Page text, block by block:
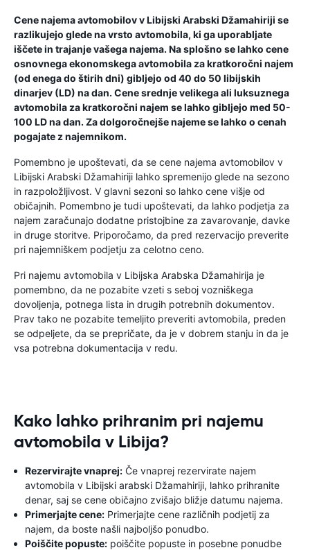
Cene najema avtomobilov v Libijski Arabski Džamahiriji se
razlikujejo glede na vrsto avtomobila, ki ga uporabljate
iščete in trajanje vašega najema. Na splošno se lahko cene
osnovnega ekonomskega avtomobila za kratkoročni najem
(od enega do štirih dni) gibljejo od 40 do 50 libijskih
dinarjev (LD) na dan. Cene srednje velikega ali luksuznega
avtomobila za kratkoročni najem se lahko gibljejo med 50-
100 LD na dan. Za dolgoročnejše najeme se lahko o cenah
pogajate z najemnikom.
Pomembno je upoštevati, da se cene najema avtomobilov v
Libijski Arabski Džamahiriji lahko spremenijo glede na sezono
in razpoložljivost. V glavni sezoni so lahko cene višje od
običajnih. Pomembno je tudi upoštevati, da lahko podjetja za
najem zaračunajo dodatne pristojbine za zavarovanje, davke
in druge storitve. Priporočamo, da pred rezervacijo preverite
pri najemniškem podjetju za celotno ceno.
Pri najemu avtomobila v Libijska Arabska Džamahirija je
pomembno, da ne pozabite vzeti s seboj vozniškega
dovoljenja, potnega lista in drugih potrebnih dokumentov.
Prav tako ne pozabite temeljito preveriti avtomobila, preden
se odpeljete, da se prepričate, da je v dobrem stanju in da je
vsa potrebna dokumentacija v redu.
Kako lahko prihranim pri najemu
avtomobila v Libija?
Rezervirajte vnaprej: Če vnaprej rezervirate najem
avtomobila v Libijski arabski Džamahiriji, lahko prihranite
denar, saj se cene običajno zvišajo bližje datumu najema.
Primerjajte cene: Primerjajte cene različnih podjetij za
najem, da boste našli najboljšo ponudbo.
Poiščite popuste: poiščite popuste in posebne ponudbe